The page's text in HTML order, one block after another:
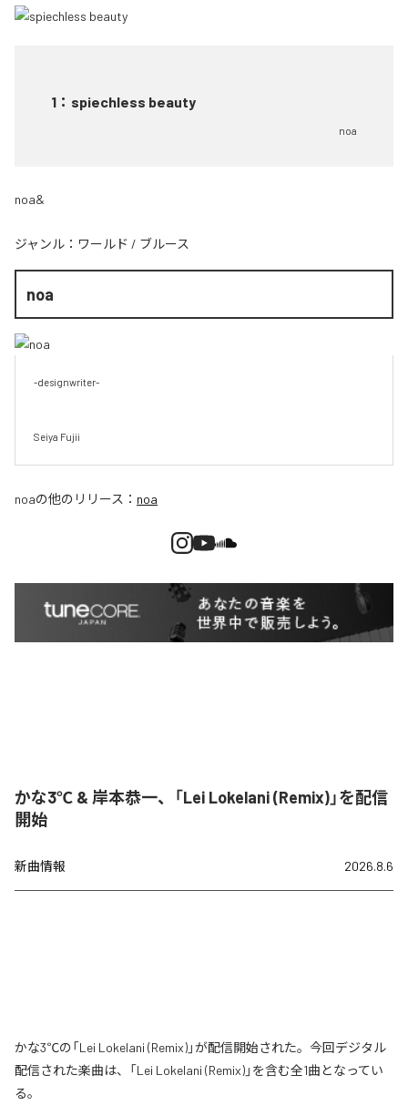
1 ： spiechless beauty
noa
noa&
ジャンル： ワールド / ブルース
noa
-designwriter-
Seiya Fujii
noaの他のリリース： noa
かな3℃ & 岸本恭一、「Lei Lokelani (Remix)」を配信
開始
新曲情報 2026.8.6
かな3℃の「Lei Lokelani (Remix)」が配信開始された。今回デジタル
配信された楽曲は、「Lei Lokelani (Remix)」を含む全1曲となってい
る。